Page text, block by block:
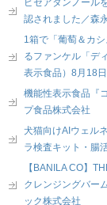
認されました／森
1箱で「葡萄＆カ
るファンケル「デ
表示食品）8月18
機能性表示食品『
プ食品株式会社
犬猫向けAIウェル
ラ検査キット・腸
【BANILA CO】
クレンジングバー
ック株式会社